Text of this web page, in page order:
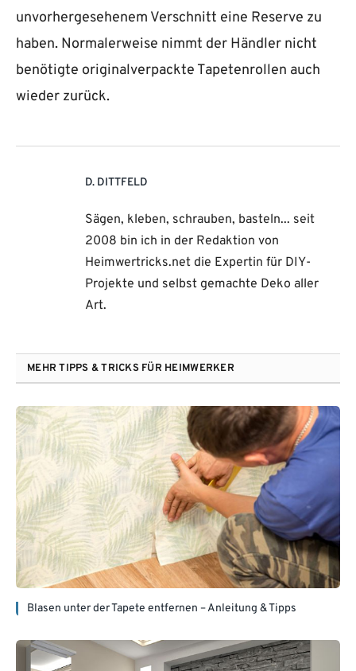
unvorhergesehenem Verschnitt eine Reserve zu
haben. Normalerweise nimmt der Händler nicht
benötigte originalverpackte Tapetenrollen auch
wieder zurück.
D. DITTFELD
Sägen, kleben, schrauben, basteln... seit
2008 bin ich in der Redaktion von
Heimwertricks.net die Expertin für DIY-
Projekte und selbst gemachte Deko aller
Art.
MEHR TIPPS & TRICKS FÜR HEIMWERKER
Blasen unter der Tapete entfernen – Anleitung & Tipps